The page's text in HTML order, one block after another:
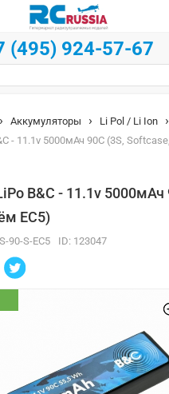
(495) 924-57-67
Аккумуляторы
Li Pol / Li Ion
- 11.1v 5000мАч 90C (3S,
B&C - 11.1v 5000мАч
EC5)
90-S-EC5 ID: 123047